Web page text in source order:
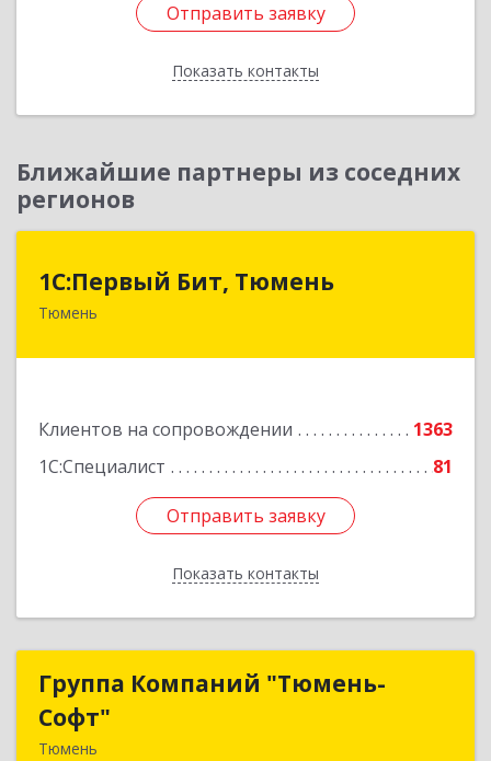
Отправить заявку
Показать контакты
Отправить заявку
Назад
Ближайшие партнеры из соседних
регионов
1С:Первый Бит, Тюмень
Тюмень
Клиентов на сопровождении
1363
1С:Специалист
81
Отправить заявку
Показать контакты
1С:Первый Бит, Тюмень
625000, Тюменская обл, Тюмень г, Республики
Отправить заявку
Назад
Группа Компаний "Тюмень-
Софт"
Тюмень
Группа Компаний "Тюмень-